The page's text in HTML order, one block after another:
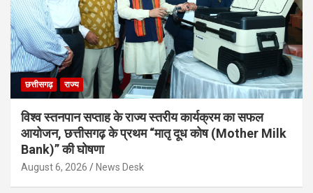
छत्तीसगढ़ राज्य
विश्व स्तनपान सप्ताह के राज्य स्तरीय कार्यक्रम का सफल
आयोजन, छत्तीसगढ़ के प्रथम “मातृ दूध कोष (Mother Milk
Bank)” की घोषणा
August 6, 2026 News Desk